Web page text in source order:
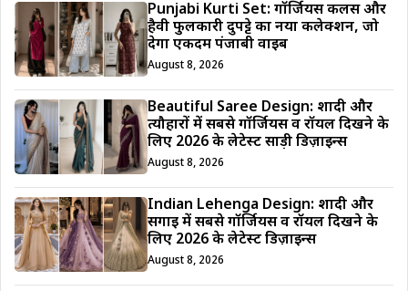
Punjabi Kurti Set: गॉर्जियस कलर्स और
हैवी फुलकारी दुपट्टे का नया कलेक्शन, जो
देगा एकदम पंजाबी वाइब
August 8, 2026
Beautiful Saree Design: शादी और
त्यौहारों में सबसे गॉर्जियस व रॉयल दिखने के
लिए 2026 के लेटेस्ट साड़ी डिज़ाइन्स
August 8, 2026
Indian Lehenga Design: शादी और
सगाई में सबसे गॉर्जियस व रॉयल दिखने के
लिए 2026 के लेटेस्ट डिज़ाइन्स
August 8, 2026